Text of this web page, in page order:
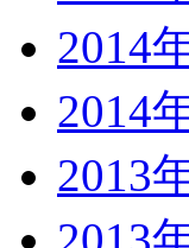
2014
2014
2013